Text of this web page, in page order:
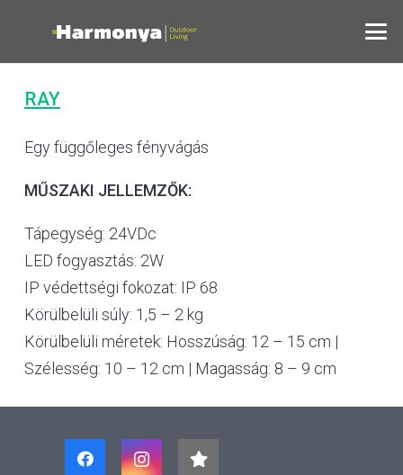
RAY
Egy függőleges fényvágás
MŰSZAKI JELLEMZŐK:
Tápegység: 24VDc
LED fogyasztás: 2W
IP védettségi fokozat: IP 68
Körülbelüli súly: 1,5 – 2 kg
Körülbelüli méretek: Hosszúság: 12 – 15 cm |
Szélesség: 10 – 12 cm | Magasság: 8 – 9 cm